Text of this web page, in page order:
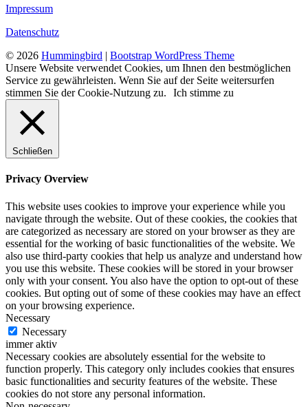
Impressum
Datenschutz
© 2026 Hummingbird | Bootstrap WordPress Theme
Unsere Website verwendet Cookies, um Ihnen den bestmöglichen
Service zu gewährleisten. Wenn Sie auf der Seite weitersurfen
stimmen Sie der Cookie-Nutzung zu.
Ich stimme zu
Schließen
Privacy Overview
This website uses cookies to improve your experience while you
navigate through the website. Out of these cookies, the cookies that
are categorized as necessary are stored on your browser as they are
essential for the working of basic functionalities of the website. We
also use third-party cookies that help us analyze and understand how
you use this website. These cookies will be stored in your browser
only with your consent. You also have the option to opt-out of these
cookies. But opting out of some of these cookies may have an effect
on your browsing experience.
Necessary
Necessary
immer aktiv
Necessary cookies are absolutely essential for the website to
function properly. This category only includes cookies that ensures
basic functionalities and security features of the website. These
cookies do not store any personal information.